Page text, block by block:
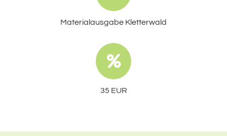
Materialausgabe Kletterwald
35 EUR